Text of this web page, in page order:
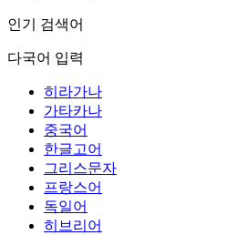
인기 검색어
다국어 입력
히라가나
가타카나
중국어
한글고어
그리스문자
프랑스어
독일어
히브리어